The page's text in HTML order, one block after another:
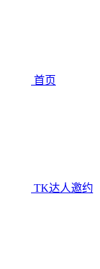
首页
TK达人邀约